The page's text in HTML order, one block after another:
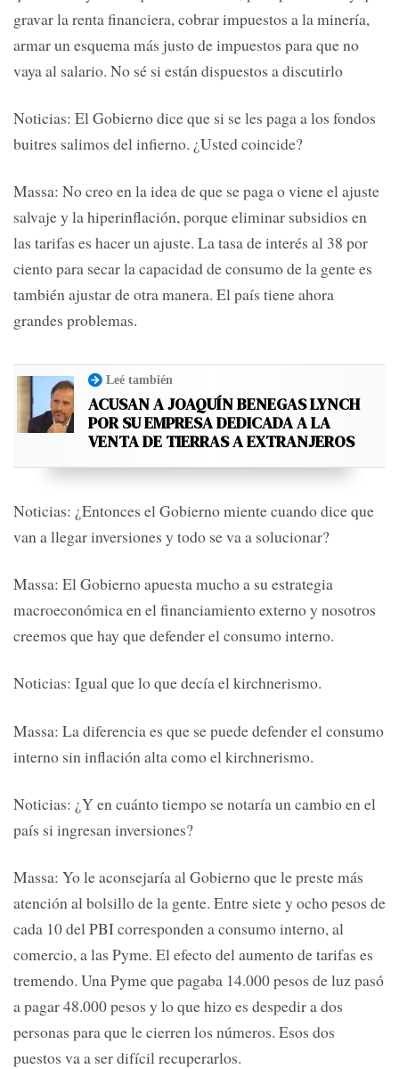
gravar la renta financiera, cobrar impuestos a la minería,
armar un esquema más justo de impuestos para que no
vaya al salario. No sé si están dispuestos a discutirlo
Noticias: El Gobierno dice que si se les paga a los fondos
buitres salimos del infierno. ¿Usted coincide?
Massa: No creo en la idea de que se paga o viene el ajuste
salvaje y la hiperinflación, porque eliminar subsidios en
las tarifas es hacer un ajuste. La tasa de interés al 38 por
ciento para secar la capacidad de consumo de la gente es
también ajustar de otra manera. El país tiene ahora
grandes problemas.
Leé también
ACUSAN A JOAQUÍN BENEGAS LYNCH
POR SU EMPRESA DEDICADA A LA
VENTA DE TIERRAS A EXTRANJEROS
Noticias: ¿Entonces el Gobierno miente cuando dice que
van a llegar inversiones y todo se va a solucionar?
Massa: El Gobierno apuesta mucho a su estrategia
macroeconómica en el financiamiento externo y nosotros
creemos que hay que defender el consumo interno.
Noticias: Igual que lo que decía el kirchnerismo.
Massa: La diferencia es que se puede defender el consumo
interno sin inflación alta como el kirchnerismo.
Noticias: ¿Y en cuánto tiempo se notaría un cambio en el
país si ingresan inversiones?
Massa: Yo le aconsejaría al Gobierno que le preste más
atención al bolsillo de la gente. Entre siete y ocho pesos de
cada 10 del PBI corresponden a consumo interno, al
comercio, a las Pyme. El efecto del aumento de tarifas es
tremendo. Una Pyme que pagaba 14.000 pesos de luz pasó
a pagar 48.000 pesos y lo que hizo es despedir a dos
personas para que le cierren los números. Esos dos
puestos va a ser difícil recuperarlos.